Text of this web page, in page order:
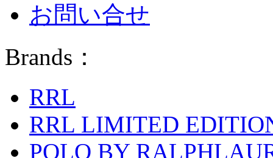
お問い合せ
Brands：
RRL
RRL LIMITED
POLO BY